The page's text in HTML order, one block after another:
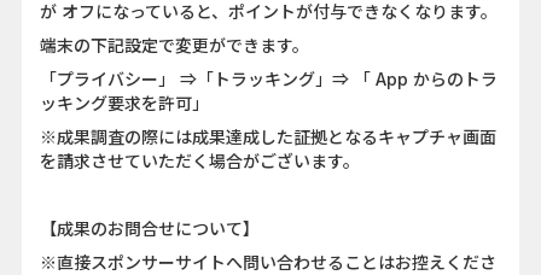
が オフになっていると、ポイントが付与できなくなります。
端末の下記設定で変更ができます。
「プライバシー」 ⇒「トラッキング」⇒ 「 App からのトラ
ッキング要求を許可」
※成果調査の際には成果達成した証拠となるキャプチャ画面
を請求させていただく場合がございます。
【成果のお問合せについて】
※直接スポンサーサイトへ問い合わせることはお控えくださ